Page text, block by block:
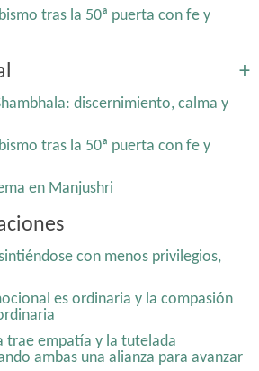
tras la 50ª puerta con fe y
+
discernimiento, calma y
tras la 50ª puerta con fe y
en Manjushri
la emergencia de la espontaneidad y
inconformistas separados en el
a memento mori y al yoga
morir
con menos privilegios,
discernimiento, calma y
con menos privilegios,
es ordinaria y la compasión
trae empatía y la tutelada
ambas una alianza para avanzar